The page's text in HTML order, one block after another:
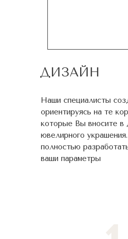
ДИЗАЙН
Наши специалисты
ориентируясь на те
которые Вы вносите в
ювелирного
полностью
ваши параметры